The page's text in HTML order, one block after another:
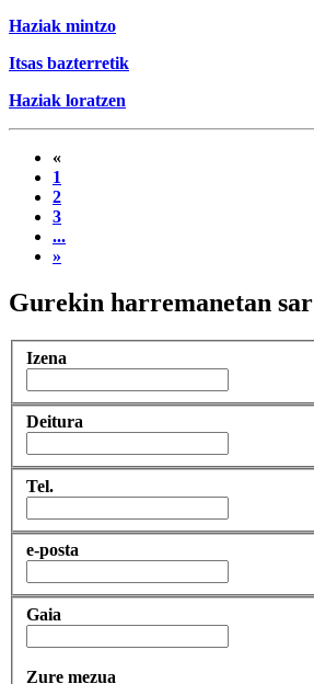
Haziak mintzo
Itsas bazterretik
Haziak loratzen
«
1
2
3
...
»
Gurekin harremanetan sar
Izena
Deitura
Tel.
e-posta
Gaia
Zure mezua